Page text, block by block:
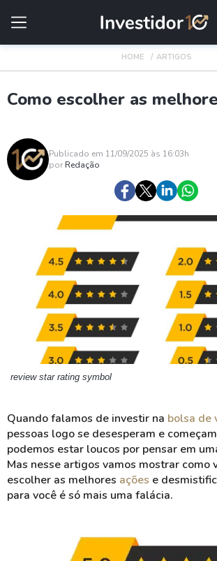
HOME ARTIGOS
Como escolher as
Publicado em 11/09/2025 às 16:03h
por Redação
review star rating symbol
Quando falamos de investir na bolsa de
pessoas logo se desesperam e
podemos estar loucos por pensar em
Mas nesse artigos vamos mostrar como
escolher as melhores ações e
para você é só mais uma falácia.